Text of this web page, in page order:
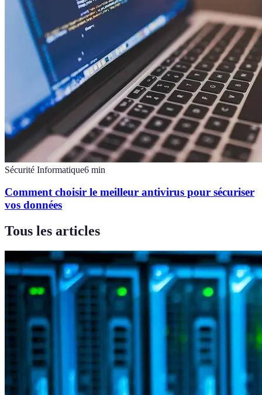
Sécurité Informatique6 min
Comment choisir le meilleur antivirus pour sécuriser
vos données
Tous les articles